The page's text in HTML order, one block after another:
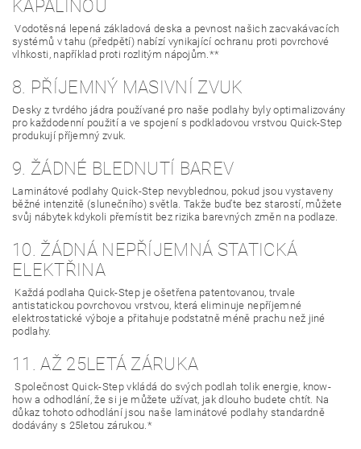
KAPALINOU
Vodotěsná lepená základová deska a pevnost našich zacvakávacích
systémů v tahu (předpětí) nabízí vynikající ochranu proti povrchové
vlhkosti, například proti rozlitým nápojům.**
8. PŘÍJEMNÝ MASIVNÍ ZVUK
Desky z tvrdého jádra používané pro naše podlahy byly optimalizovány
pro každodenní použití a ve spojení s podkladovou vrstvou Quick-Step
produkují příjemný zvuk.
9. ŽÁDNÉ BLEDNUTÍ BAREV
Laminátové podlahy Quick-Step nevyblednou, pokud jsou vystaveny
běžné intenzitě (slunečního) světla. Takže buďte bez starostí, můžete
svůj nábytek kdykoli přemístit bez rizika barevných změn na podlaze.
10. ŽÁDNÁ NEPŘÍJEMNÁ STATICKÁ
ELEKTŘINA
Každá podlaha Quick-Step je ošetřena patentovanou, trvale
antistatickou povrchovou vrstvou, která eliminuje nepříjemné
elektrostatické výboje a přitahuje podstatně méně prachu než jiné
podlahy.
11. AŽ 25LETÁ ZÁRUKA
Společnost Quick-Step vkládá do svých podlah tolik energie, know-
how a odhodlání, že si je můžete užívat, jak dlouho budete chtít. Na
důkaz tohoto odhodlání jsou naše laminátové podlahy standardně
dodávány s 25letou zárukou.*